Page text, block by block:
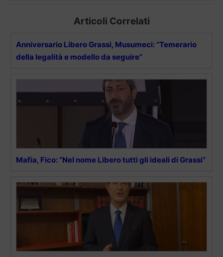
Articoli Correlati
Anniversario Libero Grassi, Musumeci: “Temerario
della legalità e modello da seguire”
Mafia, Fico: “Nel nome Libero tutti gli ideali di Grassi”